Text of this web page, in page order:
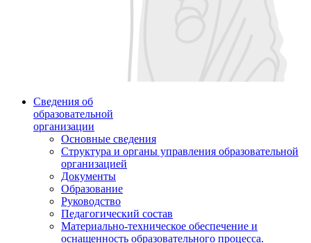
Сведения об
образовательной
организации
Основные сведения
Структура и органы управления образовательной
организацией
Документы
Образование
Руководство
Педагогический состав
Материально-техническое обеспечение и
оснащенность образовательного процесса.